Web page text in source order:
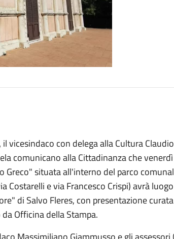
vicesindaco con delega alla Cultura
comunicano alla Cittadinanza che
Greco" situata all'interno del parco
Costarelli e via Francesco Crispi) avrà
di Salvo Fleres, con presentazione
Officina della Stampa.